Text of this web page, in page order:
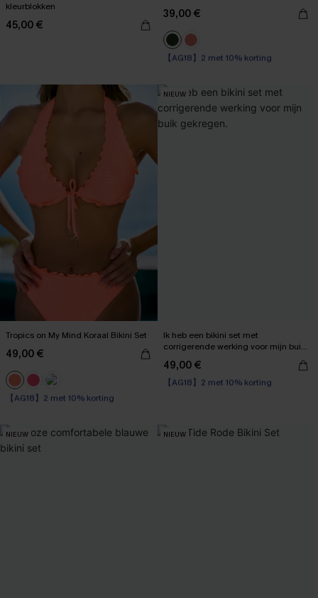
kleurblokken
45,00 €
39,00 €
【AG18】2 met 10% korting
Op voorraad
Tropics on My Mind Koraal Bikini Set
49,00 €
【AG18】2 met 10% korting
High Waist
NIEUW
Ik heb een bikini set met
corrigerende werking voor mijn buik
49,00 €
【AG18】2 met 10% korting
High Waist
NIEUW NIEUW